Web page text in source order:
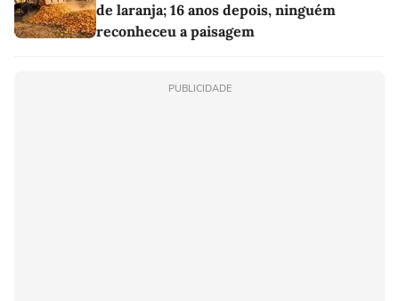
de laranja; 16 anos depois, ninguém
reconheceu a paisagem
PUBLICIDADE